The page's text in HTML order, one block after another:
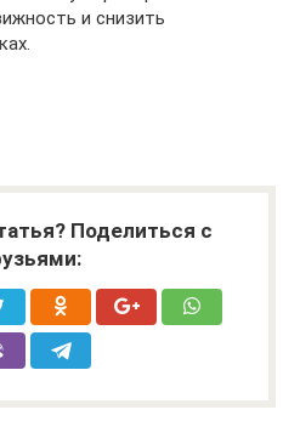
и снизить
Поделиться с